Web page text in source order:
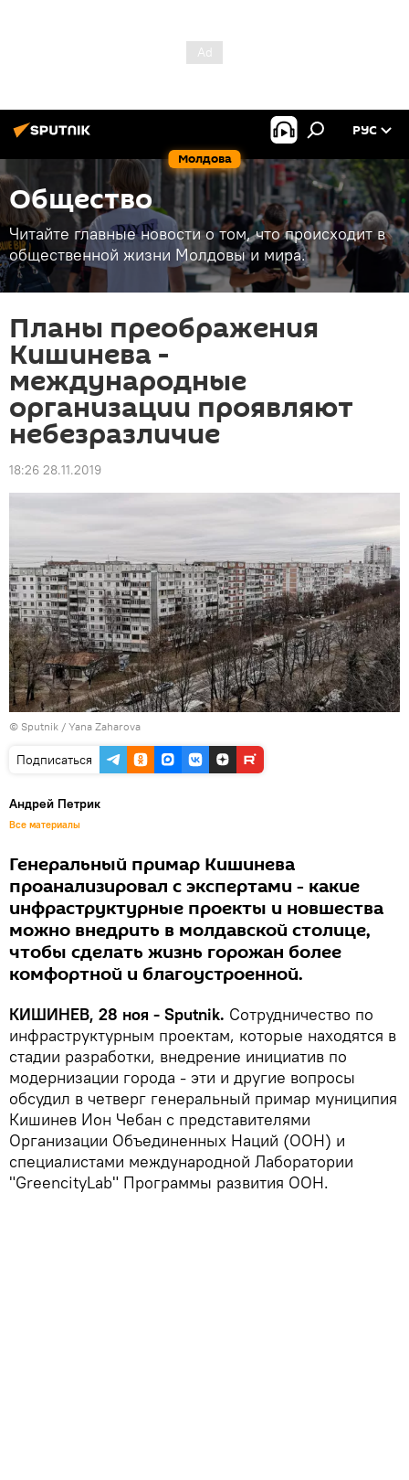
Молдова
РУС
Общество
Читайте главные новости о том, что происходит в
общественной жизни Молдовы и мира.
Планы преображения
Кишинева -
международные
организации проявляют
небезразличие
18:26 28.11.2019
© Sputnik / Yana Zaharova
Подписаться
Андрей Петрик
Все материалы
Генеральный примар Кишинева
проанализировал с экспертами - какие
инфраструктурные проекты и новшества
можно внедрить в молдавской столице,
чтобы сделать жизнь горожан более
комфортной и благоустроенной.
КИШИНЕВ, 28 ноя - Sputnik. Сотрудничество по
инфраструктурным проектам, которые находятся в
стадии разработки, внедрение инициатив по
модернизации города - эти и другие вопросы
обсудил в четверг генеральный примар муниципия
Кишинев Ион Чебан с представителями
Организации Объединенных Наций (ООН) и
специалистами международной Лаборатории
"GreencityLab" Программы развития ООН.